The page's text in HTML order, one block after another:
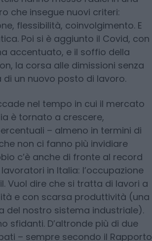
che insegue nuovi criteri:
flessibilità, coinvolgimento. E
Poi si è aggiunto il Covid, con
accentuato, e il soffio della
la corsa alle dimissioni senza
di un nuovo posto di lavoro.
nel tempo in cui il mercato
è tornato a crescere,
– almeno in termini di
non ci fanno più invidiare
c’è anche di fronte al record
in Italia: l’occupazione
Vuol dire che si tratta di lavori a
e con scarsa produttività (una
del nostro sistema industriale).
sfidanti. D’altronde più di due
– sempre secondo il Rapporto